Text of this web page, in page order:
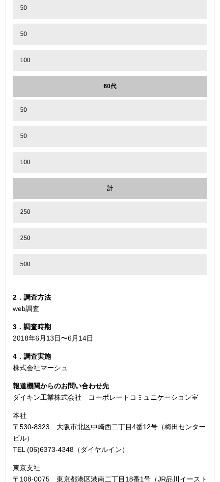
50
50
100
60代
50
50
100
計
250
250
500
2．調査方法
web調査
3．調査時期
2018年6月13日〜6月14日
4．調査実施
株式会社マーシュ
報道機関からのお問い合わせ先
ダイキン工業株式会社 コーポレートコミュニケーション室
本社
〒530-8323 大阪市北区中崎西二丁目4番12号（梅田センター
ビル）
TEL (06)6373-4348（ダイヤルイン）
東京支社
〒108-0075 東京都港区港南二丁目18番1号（JR品川イースト